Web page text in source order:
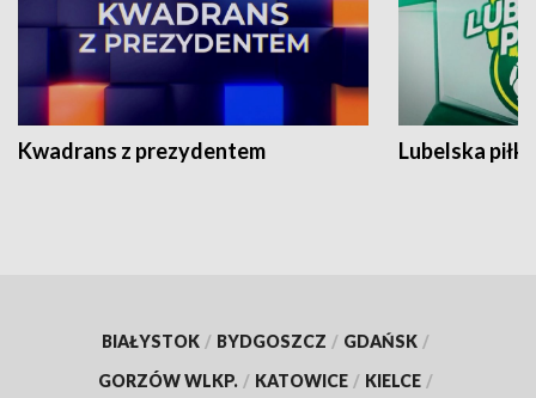
Kwadrans z prezydentem Lubelska piłka
BIAŁYSTOK / BYDGOSZCZ / GDAŃSK /
GORZÓW WLKP. / KATOWICE / KIELCE /